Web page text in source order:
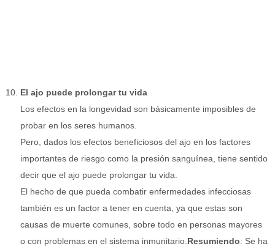
El ajo puede prolongar tu vida
Los efectos en la longevidad son básicamente imposibles de
probar en los seres humanos.
Pero, dados los efectos beneficiosos del ajo en los factores
importantes de riesgo como la presión sanguínea, tiene sentido
decir que el ajo puede prolongar tu vida.
El hecho de que pueda combatir enfermedades infecciosas
también es un factor a tener en cuenta, ya que estas son
causas de muerte comunes, sobre todo en personas mayores
o con problemas en el sistema inmunitario. Resumiendo: Se ha